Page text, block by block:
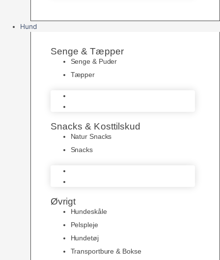
Hund
Senge & Tæpper
Senge & Puder
Tæpper
Snacks & Kosttilskud
Natur Snacks
Snacks
Øvrigt
Hundeskåle
Pelspleje
Hundetøj
Transportbure & Bokse